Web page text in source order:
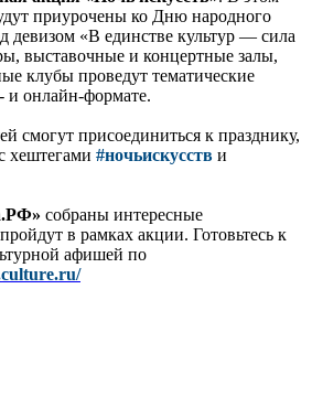
приурочены ко Дню народного
девизом «В единстве культур — сила
выставочные и концертные залы,
клубы проведут тематические
и онлайн-формате.
смогут присоединиться к празднику,
хештегами #ночьискусств и
собраны интересные
в рамках акции. Готовьтесь к
афишей по